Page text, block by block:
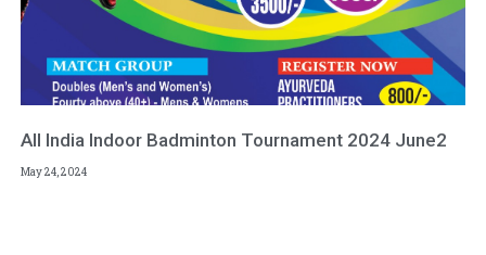
All India Indoor Badminton Tournament 2024 June2
May 24, 2024